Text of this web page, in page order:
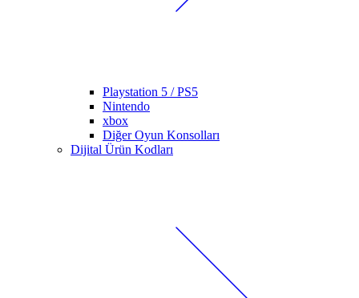
Playstation 5 / PS5
Nintendo
xbox
Diğer Oyun Konsolları
Dijital Ürün Kodları